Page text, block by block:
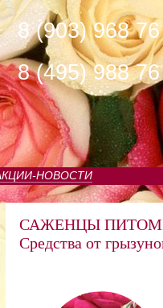
8 (903) 968
8 (495) 988
НОВОСТИ
САЖЕНЦЫ
Средства от